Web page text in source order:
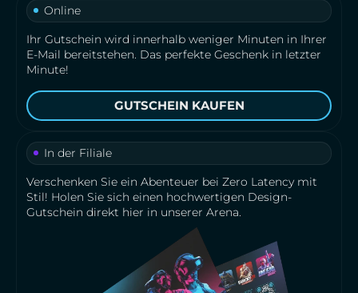
Online
Ihr Gutschein wird innerhalb weniger Minuten in Ihrer
E-Mail bereitstehen. Das perfekte Geschenk in letzter
Minute!
GUTSCHEIN KAUFEN
In der Filiale
Verschenken Sie ein Abenteuer bei Zero Latency mit
Stil! Holen Sie sich einen hochwertigen Design-
Gutschein direkt hier in unserer Arena.